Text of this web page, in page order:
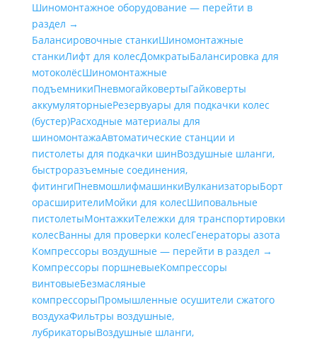
Шиномонтажное оборудование — перейти в
раздел →
Балансировочные станкиШиномонтажные
станкиЛифт для колесДомкратыБалансировка для
мотоколёсШиномонтажные
подъемникиПневмогайковертыГайковерты
аккумуляторныеРезервуары для подкачки колес
(бустер)Расходные материалы для
шиномонтажаАвтоматические станции и
пистолеты для подкачки шинВоздушные шланги,
быстроразъемные соединения,
фитингиПневмошлифмашинкиВулканизаторыБорт
орасширителиМойки для колесШиповальные
пистолетыМонтажкиТележки для транспортировки
колесВанны для проверки колесГенераторы азота
Компрессоры воздушные — перейти в раздел →
Компрессоры поршневыеКомпрессоры
винтовыеБезмасляные
компрессорыПромышленные осушители сжатого
воздухаФильтры воздушные,
лубрикаторыВоздушные шланги,